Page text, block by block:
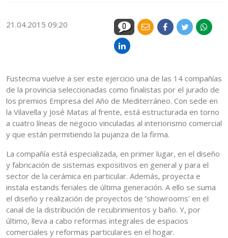
21.04.2015 09:20 0
Fustecma vuelve a ser este ejercicio una de las 14 compañías
de la provincia seleccionadas como finalistas por el jurado de
los premios Empresa del Año de Mediterráneo. Con sede en
la Vilavella y José Matas al frente, está estructurada en torno
a cuatro líneas de negocio vinculadas al interiorismo comercial
y que están permitiendo la pujanza de la firma.
La compañía está especializada, en primer lugar, en el diseño
y fabricación de sistemas expositivos en general y para el
sector de la cerámica en particular. Además, proyecta e
instala estands feriales de última generación. A ello se suma
el diseño y realización de proyectos de ‘showrooms’ en el
canal de la distribución de recubrimientos y baño. Y, por
último, lleva a cabo reformas integrales de espacios
comerciales y reformas particulares en el hogar.